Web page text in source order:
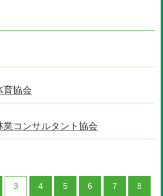
育協会
コンサルタント協会
3 4 5 6 7 8